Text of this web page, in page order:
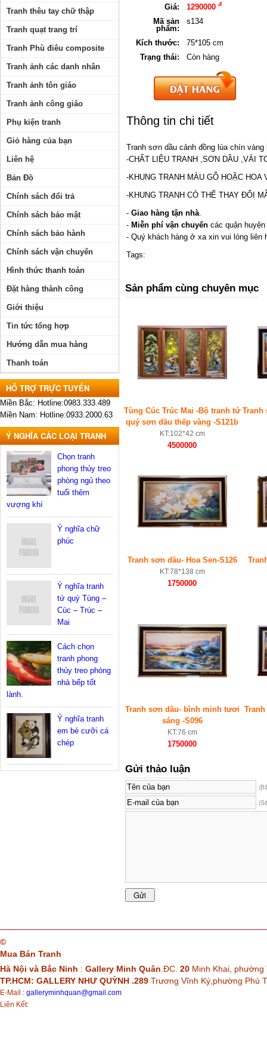
Giá:
1290000 đ
Mã sản
phẩm:
s134
Kích thước:
75*105 cm
Trạng thái:
Còn hàng
Thông tin chi tiết
Tranh sơn dầu cảnh đồng lúa chín vàng
-CHẤT LIỆU TRANH ,SƠN DẦU ,VẢI
-KHUNG TRANH MÀU GỖ HOẶC HOA
-KHUNG TRANH CÓ THỂ THAY ĐỔI
- Giao hàng tận nhà
- Miễn phí vận chuyển các quận
- Quý khách hàng ở xa xin vui lòng
Tags:
Sản phẩm cùng chuyên mục
Tùng Cúc Trúc Mai -Bộ tranh tứ
quý sơn dầu thếp vàng -S121b
KT:102*42 cm
4500000
Tranh
Tranh sơn dầu- Hoa Sen-S126
KT:78*138 cm
1750000
Tranh sơn dầu- bình minh tươi
sáng -S096
KT:76 cm
1750000
Gửi thảo luận
Tranh thêu tay chữ thập
Tranh quạt trang trí
Tranh Phù điêu composite
Tranh ảnh các danh nhân
Tranh ảnh tôn giáo
Tranh ảnh công giáo
Phụ kiện tranh
Giỏ hàng của bạn
Liên hệ
Bản Đồ
Chính sách đổi trả
Chính sách bảo mật
Chính sách bảo hành
Chính sách vận chuyển
Hình thức thanh toán
Đặt hàng thành công
Giới thiệu
Tin tức tổng hợp
Hướng dẫn mua hàng
Thanh toán
HỖ TRỢ TRỰC TUYẾN
Miền Bắc: Hotline:0983.333.489
Miền Nam: Hotline:0933.2000.63
Ý NGHĨA CÁC LOẠI TRANH
Chọn tranh
phong thủy treo
phòng ngủ theo
tuổi thêm
vượng khí
Ý nghĩa chữ
phúc
Ý nghĩa tranh
tứ quý Tùng –
Cúc – Trúc –
Mai
Cách chọn
tranh phong
thủy treo phòng
nhà bếp tốt
lành.
Ý nghĩa tranh
em bé cưỡi cá
chép
©
Mua Bán Tranh
Hà Nội và Bắc Ninh : Gallery Minh Quân .ĐC. 20 Minh Khai,
TP.HCM: GALLERY NHƯ QUỲNH .289 Trương Vĩnh Ký,phường Phú
E-Mail : galleryminhquan@gmail.com
Liên Kết: